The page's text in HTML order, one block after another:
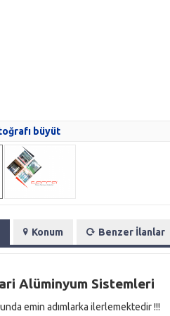
büyüt
Konum Benzer İlanlar
Alüminyum Sistemleri
emin adımlarka ilerlemektedir !!!